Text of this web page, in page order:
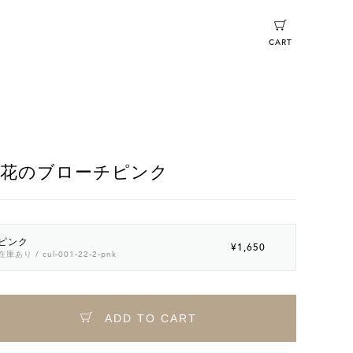
CART
のブローチピンク
ンク
庫あり / cul-001-22-2-pnk
¥1,650
ADD TO CART